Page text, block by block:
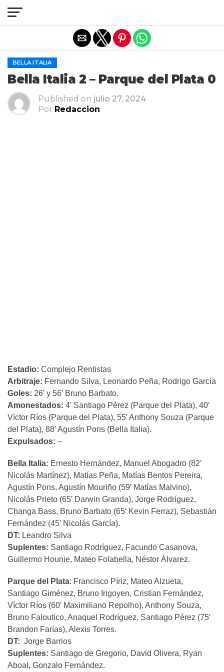
BELLA ITALIA
Bella Italia 2 – Parque del Plata 0
Published on julio 27, 2024
Por Redaccion
Estadio: Complejo Rentistas
Arbitraje: Fernando Silva, Leonardo Peña, Rodrigo García
Goles: 26′ y 56′ Bruno Barbato.
Amonestados: 4′ Santiago Pérez (Parque del Plata), 40′
Víctor Ríos (Parque del Plata), 55′ Anthony Souza (Parque
del Plata), 88′ Agustín Pons (Bella Italia).
Expulsados: –
Bella Italia: Ernesto Hernández, Manuel Abogadro (82′
Nicolás Martínez), Matías Peña, Matías Bentos Pereira,
Agustín Pons, Agustín Mouriño (59′ Matías Malvino),
Nicolás Prieto (65′ Darwin Granda), Jorge Rodríguez,
Changa Bass, Bruno Barbato (65′ Kevin Ferraz), Sebastián
Fernández (45′ Nicolás García).
DT: Leandro Silva
Suplentes: Santiago Rodríguez, Facundo Casanova,
Guillermo Hounie, Mateo Folabella, Néstor Álvarez.
Parque del Plata: Francisco Píriz, Mateo Alzueta,
Santiago Giménez, Bruno Irigoyen, Cristian Fernández,
Víctor Ríos (60′ Maximiliano Repolho), Anthony Souza,
Bruno Faloutico, Anaquel Rodríguez, Santiago Pérez (75′
Brandon Farías), Alexis Torres.
DT: Jorge Barrios
Suplentes: Santiago de Gregorio, David Olivera, Ryan
Aboal, Gonzalo Fernández.